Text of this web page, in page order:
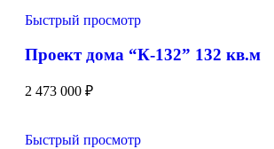
Быстрый просмотр
Проект дома “К-132” 132 кв.м
2 473 000 ₽
Быстрый просмотр